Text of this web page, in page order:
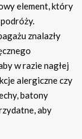
element, który
znalazły
w razie nagłej
alergiczne czy
batony
aby